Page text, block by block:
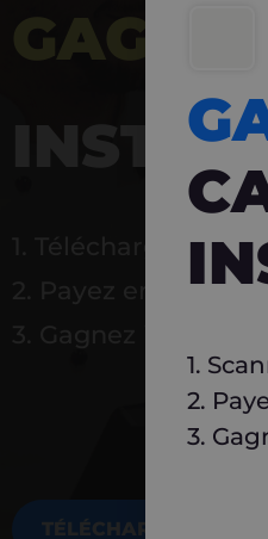
1. Téléchargez Carlo
2. Payez en
TÉLÉCHARGEZ
1.
2.
3.